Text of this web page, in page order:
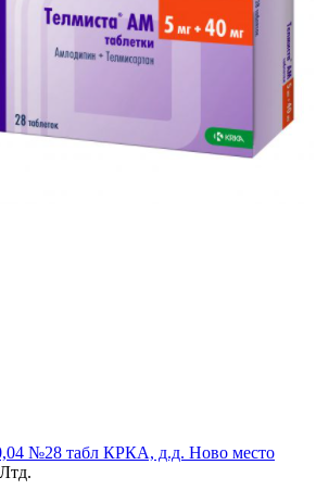
№28 табл КРКА, д.д. Ново место